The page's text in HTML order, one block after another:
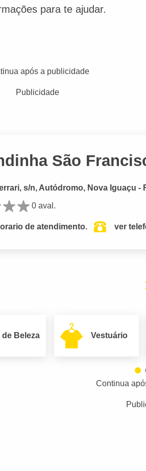
para te ajudar.
após a publicidade
Publicidade
São
s/n, Autódromo, Nova Iguaçu -
0 aval.
de atendimento. ver
de Beleza Vestuário
Continua